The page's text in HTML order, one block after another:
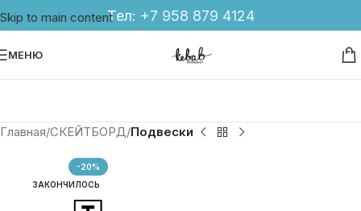
Skip to main contentТел: +7 958 879 4124
МЕНЮ
Главная СКЕЙТБОРД Подвески
-20%
ЗАКОНЧИЛОСЬ